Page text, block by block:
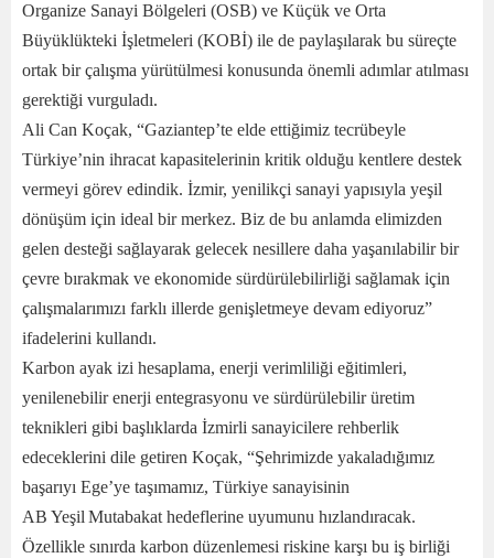
Organize Sanayi Bölgeleri (OSB) ve Küçük ve Orta
Büyüklükteki İşletmeleri (KOBİ) ile de paylaşılarak bu süreçte
ortak bir çalışma yürütülmesi konusunda önemli adımlar atılması
gerektiği vurguladı.
Ali Can Koçak, “Gaziantep’te elde ettiğimiz tecrübeyle
Türkiye’nin ihracat kapasitelerinin kritik olduğu kentlere destek
vermeyi görev edindik. İzmir, yenilikçi sanayi yapısıyla yeşil
dönüşüm için ideal bir merkez. Biz de bu anlamda elimizden
gelen desteği sağlayarak gelecek nesillere daha yaşanılabilir bir
çevre bırakmak ve ekonomide sürdürülebilirliği sağlamak için
çalışmalarımızı farklı illerde genişletmeye devam ediyoruz”
ifadelerini kullandı.
Karbon ayak izi hesaplama, enerji verimliliği eğitimleri,
yenilenebilir enerji entegrasyonu ve sürdürülebilir üretim
teknikleri gibi başlıklarda İzmirli sanayicilere rehberlik
edeceklerini dile getiren Koçak, “Şehrimizde yakaladığımız
başarıyı Ege’ye taşımamız, Türkiye sanayisinin
AB Yeşil Mutabakat hedeflerine uyumunu hızlandıracak.
Özellikle sınırda karbon düzenlemesi riskine karşı bu iş birliği